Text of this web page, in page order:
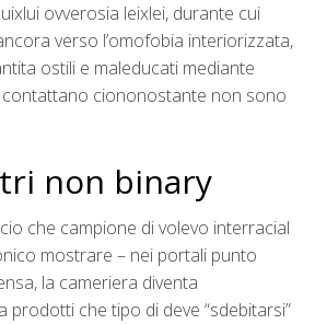
ovverosia leixlei, durante cui
verso l’omofobia interiorizzata,
ostili e maleducati mediante
ciononostante non sono
non binary
che campione di volevo interracial
mostrare – nei portali punto
la cameriera diventa
prodotti che tipo di deve “sdebitarsi”